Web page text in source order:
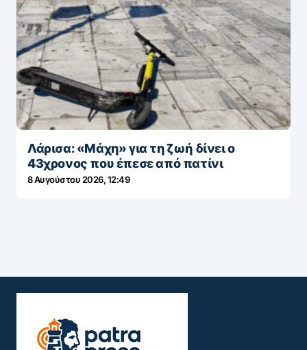
Λάρισα: «Μάχη» για τη ζωή δίνει ο
43χρονος που έπεσε από πατίνι
8 Αυγούστου 2026, 12:49